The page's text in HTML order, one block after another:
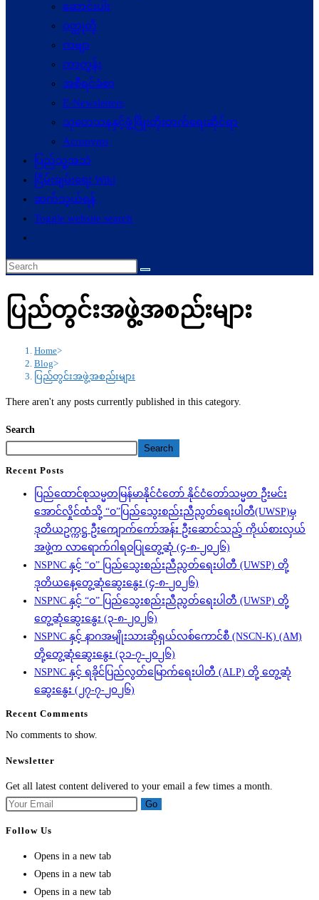
ဆောင်းပါး
ဝတ္ထုတို
ကဗျာ
ကာတွန်း
အစီရင်ခံစာ
E-Newsletters
သုတေသနနှင့်ဖွံ့ဖြိုးတိုးတက်ရေးဆိုင်ရာ
Acronyms
ပြည်သူ့အသံ
ငြိမ်းချမ်းရေး Wiki
ဆက်သွယ်ရန်
Toggle website search
ပြည်တွင်းအဖွဲ့အစည်းများ
Home>
Blog>
ပြည်တွင်းအဖွဲ့အစည်းများ
There aren't any posts currently published in this category.
Search
Search
Recent Posts
ပြည်ထောင်စုသမ္မတမြန်မာနိုင်ငံတော် နိုင်ငံတော်သမ္မတ ဦးမင်း
အောင်လှိုင်ထံသို့ “ဝ”ပြည်သွေးစည်းညီညွတ်ရေးပါတီ(UWSP)မှ
ဒုတိယဥက္ကဋ္ဌ ဦးကျောက်ကော်အန်း ဦးဆောင်သည့် ကိုယ်စားလှယ်
အဖွဲ့က လာရောက်ဂါရဝပြုတွေ့ဆုံ (၄-၈-၂၀၂၆)
NSPNC နှင့် “ဝ” ပြည်သွေးစည်းညီညွတ်ရေးပါတီ (UWSP) တို့
ဒုတိယနေ့တွေ့ဆုံဆွေးနွေး (၄-၈-၂၀၂၆)
NSPNC နှင့် “ဝ” ပြည်သွေးစည်းညီညွတ်ရေးပါတီ (UWSP) တို့
တွေ့ဆုံဆွေးနွေး (၃-၈-၂၀၂၆)
NSPNC နှင့် နာဂအမျိုးသားဆိုရှယ်လစ်ကောင်စီ (NSCN-K) (AM)
တို့တွေ့ဆုံဆွေးနွေး (၃၁-၇-၂၀၂၆)
NSPNC နှင့် ရခိုင်ပြည်လွတ်မြောက်ရေးပါတီ (ALP) တို့ တွေ့ဆုံ
ဆွေးနွေး (၂၇-၇-၂၀၂၆)
Recent Comments
No comments to show.
Newsletter
Get all latest content delivered to your email a few times a month.
Go
Follow Us
Opens in a new tab
Opens in a new tab
Opens in a new tab